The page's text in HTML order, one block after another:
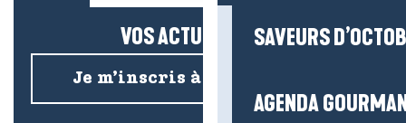
SAVEURS
AGENDA
VOS ACTUS SALÉES !
Je m’inscris à la newsletter